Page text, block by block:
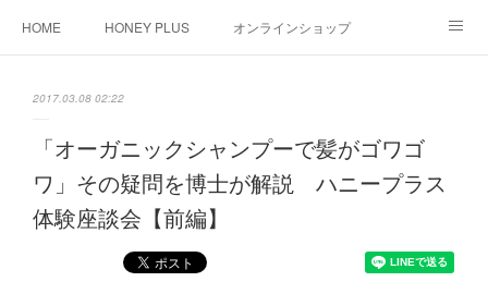
HOME HONEY PLUS オンラインショップ
2017.03.08 02:22
「オーガニックシャンプーで髪がゴワゴ
ワ」その疑問を博士が解説 ハニープラス
体験座談会【前編】